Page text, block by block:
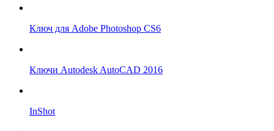
Ключ для Adobe Photoshop CS6
Ключи Autodesk AutoCAD 2016
InShot